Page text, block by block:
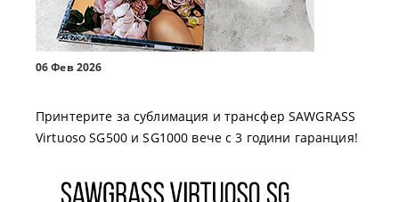
06 Фев 2026
Принтерите за сублимация и трансфер SAWGRASS
Virtuoso SG500 и SG1000 вече с 3 години гаранция!